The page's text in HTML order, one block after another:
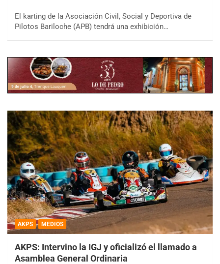
El karting de la Asociación Civil, Social y Deportiva de
Pilotos Bariloche (APB) tendrá una exhibición…
AKPS MEDIOS
AKPS: Intervino la IGJ y oficializó el llamado a
Asamblea General Ordinaria